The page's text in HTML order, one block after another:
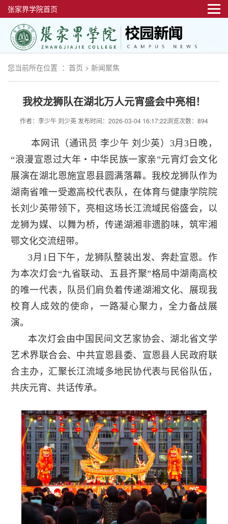
张家界学院首页
您当前所在位置 ： 首页 > 新闻聚焦
我校龙狮队在湖北万人元宵盛会中亮相！
作者：李少午 刘少英 发布时间：2026-03-04 16:17:22浏览次数：894
本网讯（通讯员 李少午 刘少英）3月3日晚，
“浪漫宣恩过大年・中华民族一家亲”元宵灯会文化
展演在湖北恩施宣恩县圆满落幕。我校龙狮队作为
湖南省唯一受邀高校代表队，在体育与健康学院院
长刘少英带领下，亮相这场长江流域民俗盛会，以
龙狮为媒、以舞为桥，传递湖湘非遗韵味，筑牢湘
鄂文化交流纽带。
3月1日下午，龙狮队整装出发、奔赴宣恩。作
为本次灯会“九省联动、五县齐聚”格局中湖南高校
的唯一代表，队员们肩负着传递湖湘文化、展现我
校育人成效的使命，一路凝心聚力，全力备战展
演。
本次灯会由中国民间文艺家协会、湖北省文学
艺术界联合会、中共宣恩县委、 宣恩县人民政府联
合主办，汇聚长江流域多地民协代表与民俗队伍，
共庆元宵、共话传承。